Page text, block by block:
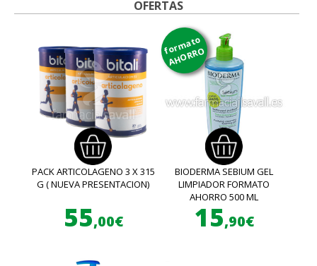
OFERTAS
PACK ARTICOLAGENO 3 X 315
G ( NUEVA PRESENTACION)
55,00€
formato
AHORRO
BIODERMA SEBIUM GEL
LIMPIADOR FORMATO
AHORRO 500 ML
15,90€